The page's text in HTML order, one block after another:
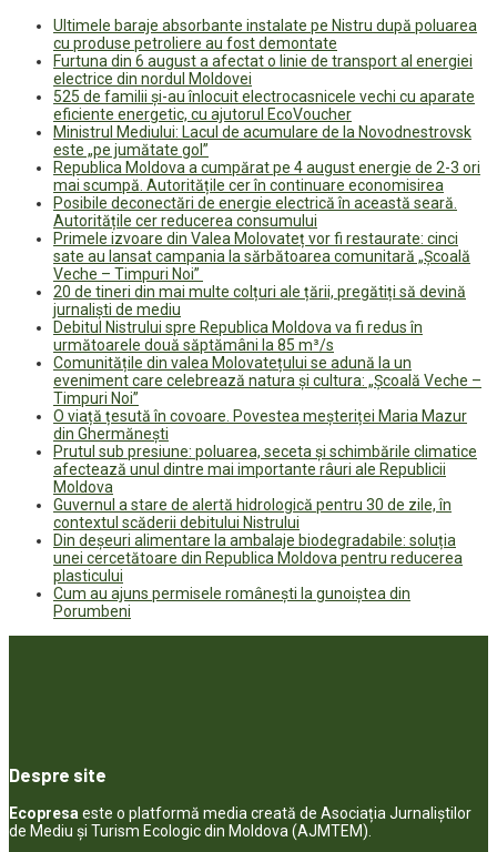
Ultimele baraje absorbante instalate pe Nistru după poluarea
cu produse petroliere au fost demontate
Furtuna din 6 august a afectat o linie de transport al energiei
electrice din nordul Moldovei
525 de familii și-au înlocuit electrocasnicele vechi cu aparate
eficiente energetic, cu ajutorul EcoVoucher
Ministrul Mediului: Lacul de acumulare de la Novodnestrovsk
este „pe jumătate gol”
Republica Moldova a cumpărat pe 4 august energie de 2-3 ori
mai scumpă. Autoritățile cer în continuare economisirea
Posibile deconectări de energie electrică în această seară.
Autoritățile cer reducerea consumului
Primele izvoare din Valea Molovateț vor fi restaurate: cinci
sate au lansat campania la sărbătoarea comunitară „Școală
Veche – Timpuri Noi”
20 de tineri din mai multe colțuri ale țării, pregătiți să devină
jurnaliști de mediu
Debitul Nistrului spre Republica Moldova va fi redus în
următoarele două săptămâni la 85 m³/s
Comunitățile din valea Molovatețului se adună la un
eveniment care celebrează natura și cultura: „Școală Veche –
Timpuri Noi”
O viață țesută în covoare. Povestea meșteriței Maria Mazur
din Ghermănești
Prutul sub presiune: poluarea, seceta și schimbările climatice
afectează unul dintre mai importante râuri ale Republicii
Moldova
Guvernul a stare de alertă hidrologică pentru 30 de zile, în
contextul scăderii debitului Nistrului
Din deșeuri alimentare la ambalaje biodegradabile: soluția
unei cercetătoare din Republica Moldova pentru reducerea
plasticului
Cum au ajuns permisele românești la gunoiștea din
Porumbeni
Despre site
Ecopresa este o platformă media creată de Asociația Jurnaliștilor
de Mediu și Turism Ecologic din Moldova (AJMTEM).